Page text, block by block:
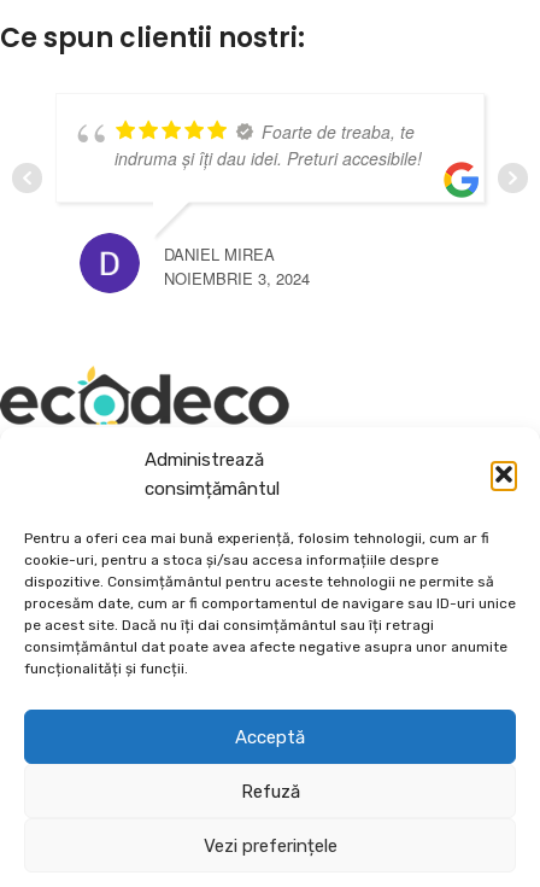
Administrează
consimțământul
Pentru a oferi cea mai bună experiență, folosim tehnologii, cum ar fi
cookie-uri, pentru a stoca și/sau accesa informațiile despre
dispozitive. Consimțământul pentru aceste tehnologii ne permite să
procesăm date, cum ar fi comportamentul de navigare sau ID-uri unice
pe acest site. Dacă nu îți dai consimțământul sau îți retragi
consimțământul dat poate avea afecte negative asupra unor anumite
funcționalități și funcții.
Acceptă
Refuză
Vezi preferințele
Ce spun clientii nostri:
Foarte de treaba, te
indruma și îți dau idei. Preturi accesibile!
DANIEL MIREA
NOIEMBRIE 3, 2024
Depozit En-Gross și En-Detail
Piatră Decorativă și Plante Ornamentale
Preturi accesibile, calitate si diversitate.
DE 70, vis-a-vis de Termo Ișalnița, Craiova, Dolj, Romania
+40760973126